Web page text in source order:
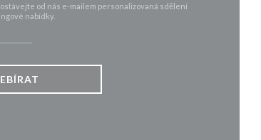
od nás e-mailem personalizovaná sdělení
nabídky.